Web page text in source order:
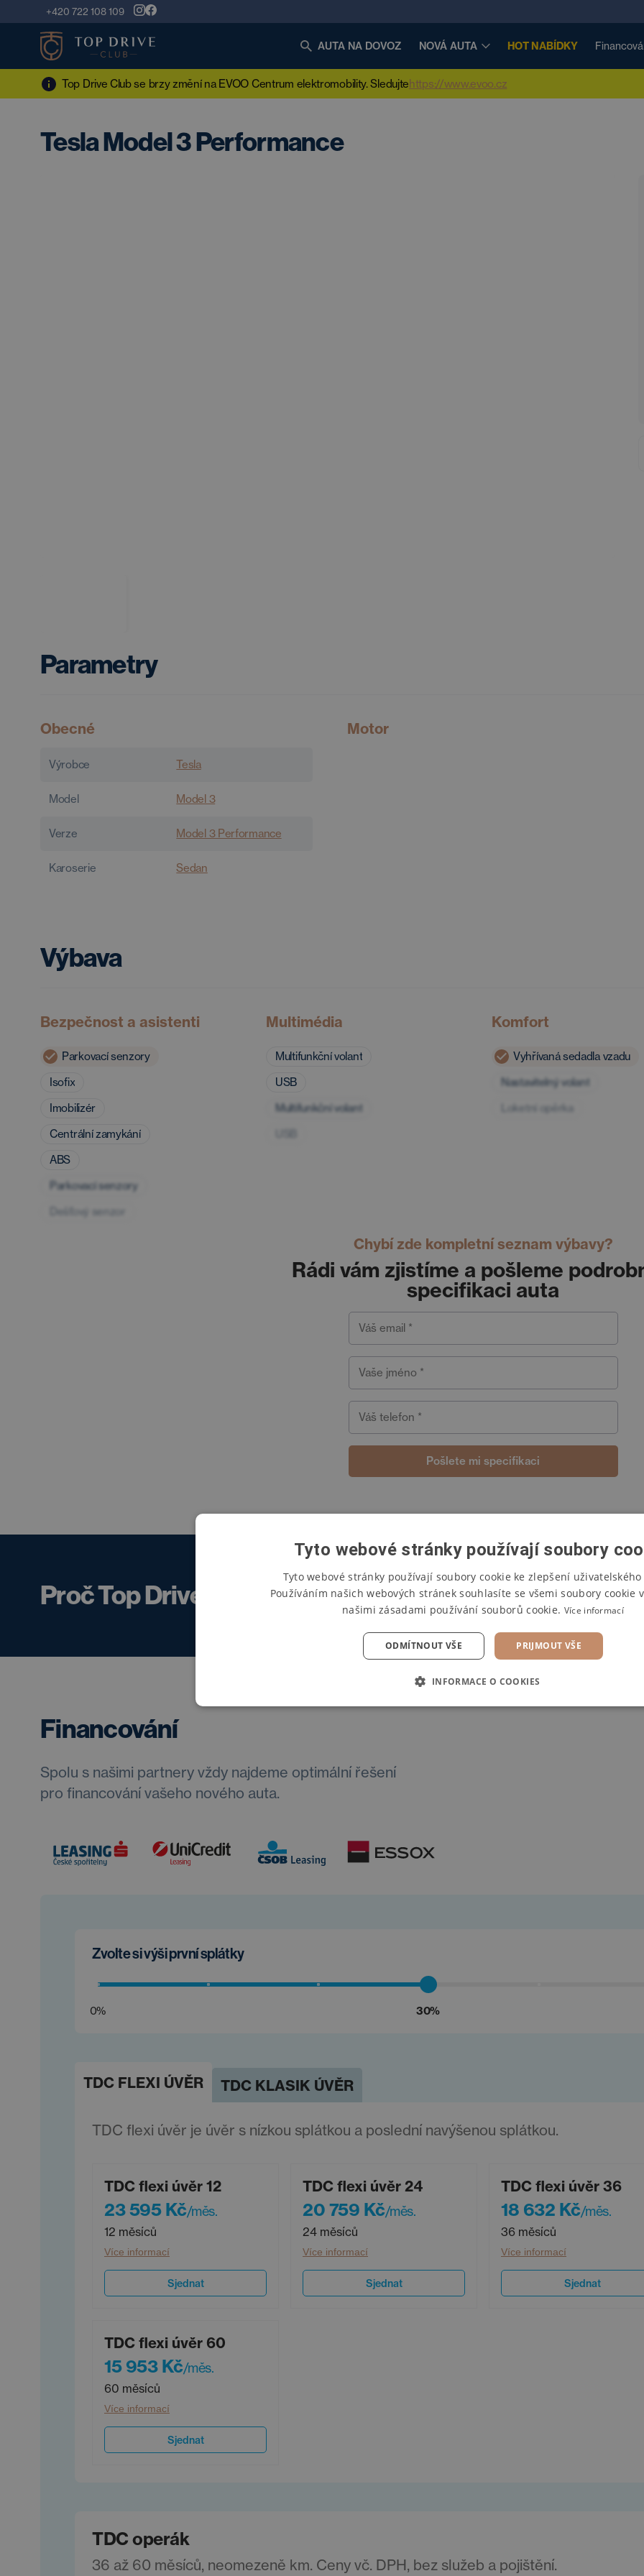
+420 722 108 109
AUTA NA DOVOZ NOVÁ AUTA HOT NABÍDKY
Top Drive Club se brzy změní na EVOO Centrum elektromobility. Sledujtehttps://www.evoo.cz
Tesla Model 3 Performance
Parametry
Obecné
Výrobce Tesla
Model Model 3
Verze Model 3 Performance
Karoserie Sedan
Motor
Výbava
Bezpečnost a asistenti
Parkovací senzory
Isofix
Imobilizér
Centrální zamykání
ABS
Parkovací senzory
Dešťový senzor
Multimédia
Multifunkční volant
USB
Multifunkční volant
Komfort
Vyhřívaná sedadla vzadu
Nastavitelný volant
Loketní opěrka
Chybí zde kompletní seznam výbavy?
Rádi vám zjistíme a pošleme
specifikaci auta
Váš email *
Vaše jméno *
Váš telefon *
Pošlete mi specifikaci
Proč Top Drive Club?
Financování
Spolu s našimi partnery vždy najdeme optimální řešení
pro financování vašeho nového auta.
Zvolte si výši první splátky
0% 30%
TDC FLEXI ÚVĚR TDC KLASIK ÚVĚR
TDC flexi úvěr je úvěr s nízkou splátkou a poslední navýšenou splátkou.
TDC flexi úvěr 12
23 595 Kč/měs.
12 měsíců
Více informací
Sjednat
TDC flexi úvěr 24
20 759 Kč/měs.
24 měsíců
Více informací
Sjednat
TDC flexi úvěr 36
18 632 Kč/měs.
36 měsíců
Více informací
Sjednat
TDC flexi úvěr 60
15 953 Kč/měs.
60 měsíců
Více informací
Sjednat
TDC operák
36 až 60 měsíců, neomezeně km. Ceny vč. DPH, bez služeb a pojištění.
Tyto webové stránky používají soubory
Tyto webové stránky používají soubory cookie ke zlepšení
Používáním našich webových stránek souhlasíte se všemi soubory cookie
našimi zásadami používání souborů cookie. Více informací
PRIJMOUT VŠE
ODMÍTNOUT VŠE
INFORMACE O COOKIES